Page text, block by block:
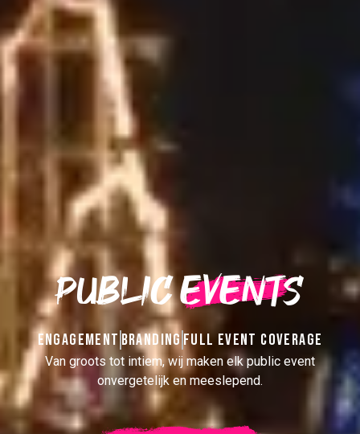
PublicEvents
ENGAGEMENT BRANDING FULL EVENT COVERAGE
Van groots tot intiem, wij maken elk public event
onvergetelijk en meeslepend.